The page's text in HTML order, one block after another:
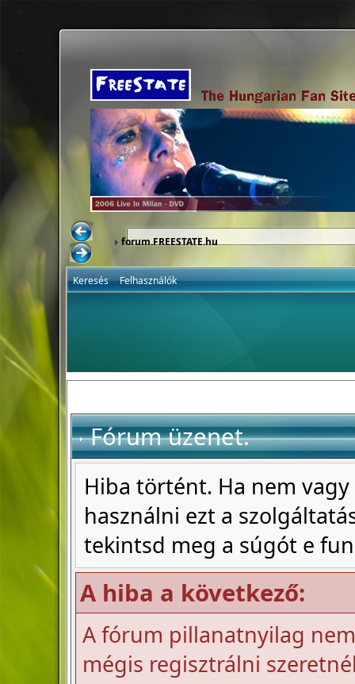
forum.FREESTATE.hu
Keresés Felhasználók
Fórum üzenet.
Hiba történt. Ha nem
használni ezt a
tekintsd meg a súgót e
A hiba a következő:
A fórum pillanatnyilag
mégis regisztrálni